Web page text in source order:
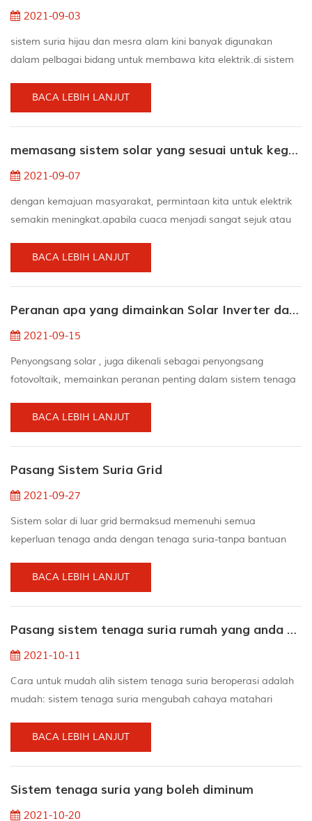
2021-09-03
sistem suria hijau dan mesra alam kini banyak digunakan
dalam pelbagai bidang untuk membawa kita elektrik.di sistem
menjimatkan kos.sistem solar mudah alih membolehkan kita
berada di luar rumah dan dapat mengaktifkan telefon bimbit
malam. untungnya kami, tinggal di rumah suria tidak pernah
semestin...
BACA LEBIH LANJUT
memasang sistem solar yang sesuai untuk kegunaan rumah
2021-09-07
dengan kemajuan masyarakat, permintaan kita untuk elektrik
semakin meningkat.apabila cuaca menjadi sangat sejuk atau
elektrik syarikat menjadi sangat mahal.jadi tenaga alternatif
solar telah muncul.untuk menggunakan tenaga suria, anda
bahawa tenaga suria adalah pilihan yang baik untuk per...
BACA LEBIH LANJUT
Peranan apa yang dimainkan Solar Inverter dalam Sistem Tenaga Suria Rumah
2021-09-15
Penyongsang solar , juga dikenali sebagai penyongsang
fotovoltaik, memainkan peranan penting dalam sistem tenaga
otak projek. Penyongsang panel solar adalah baik untuk
menukar arus terus ke arus bolak. Arus terus adalah kuasa
dalam menyediakan arus apabila tidak ada elektrik. Apakah
per...
BACA LEBIH LANJUT
Pasang Sistem Suria Grid
2021-09-27
Sistem solar di luar grid bermaksud memenuhi semua
keperluan tenaga anda dengan tenaga suria-tanpa bantuan
penjanaan tenaga suria, seperti sel suria, yang dipasangkan
dengan sistem simpanan tenaga di tempat penggunaan
penjanaan kuasa, dan sistem penjanaan kuasa di luar grid
tidak terkecu...
BACA LEBIH LANJUT
Pasang sistem tenaga suria rumah yang anda perlukan pada musim panas
2021-10-11
Cara untuk mudah alih sistem tenaga suria beroperasi adalah
mudah: sistem tenaga suria mengubah cahaya matahari
ke penyongsang, dan juga penyongsang mengubah kekuatan
arus terus (arus terus) kepada tenaga arus bolak-balik (arus
Oleh itu, lebih banyak tenaga dihasilkan pada wak...
BACA LEBIH LANJUT
Sistem tenaga suria yang boleh diminum
2021-10-20